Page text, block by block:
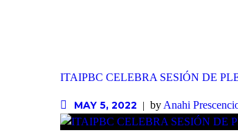
ITAIPBC CELEBRA SESIÓN DE
MAY 5, 2022 by Anahi